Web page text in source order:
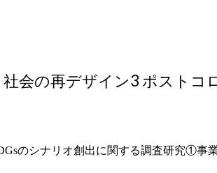
社会の再デザイン3 ポスト
のシナリオ創出に関する調査研究①事